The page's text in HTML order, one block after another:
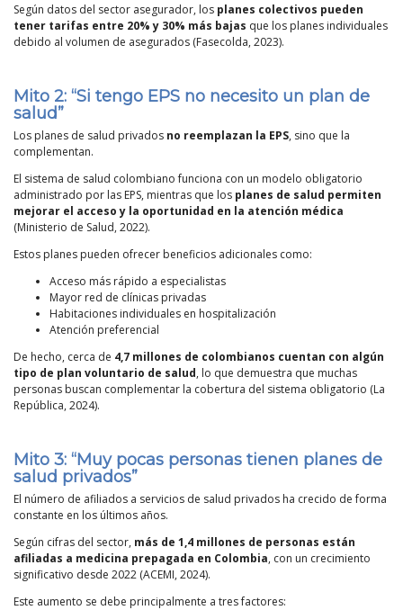
Según datos del sector asegurador, los planes colectivos pueden
tener tarifas entre 20% y 30% más bajas que los planes individuales
debido al volumen de asegurados (Fasecolda, 2023).
Mito 2: “Si tengo EPS no necesito un plan de
salud”
Los planes de salud privados no reemplazan la EPS, sino que la
complementan.
El sistema de salud colombiano funciona con un modelo obligatorio
administrado por las EPS, mientras que los planes de salud permiten
mejorar el acceso y la oportunidad en la atención médica
(Ministerio de Salud, 2022).
Estos planes pueden ofrecer beneficios adicionales como:
Acceso más rápido a especialistas
Mayor red de clínicas privadas
Habitaciones individuales en hospitalización
Atención preferencial
De hecho, cerca de 4,7 millones de colombianos cuentan con algún
tipo de plan voluntario de salud, lo que demuestra que muchas
personas buscan complementar la cobertura del sistema obligatorio (La
República, 2024).
Mito 3: “Muy pocas personas tienen planes de
salud privados”
El número de afiliados a servicios de salud privados ha crecido de forma
constante en los últimos años.
Según cifras del sector, más de 1,4 millones de personas están
afiliadas a medicina prepagada en Colombia, con un crecimiento
significativo desde 2022 (ACEMI, 2024).
Este aumento se debe principalmente a tres factores: